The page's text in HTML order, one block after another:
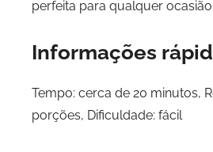
perfeita para qualquer ocasião.
Informações
Tempo: cerca de 20 minutos,
porções, Dificuldade: fácil